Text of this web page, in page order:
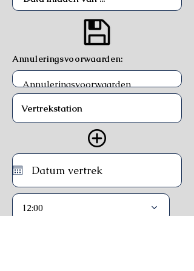
Annuleringsvoorwaarden:
12:00